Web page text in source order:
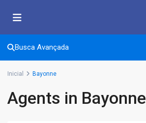
Busca Avançada
Inicial Bayonne
Agents in Bayonne